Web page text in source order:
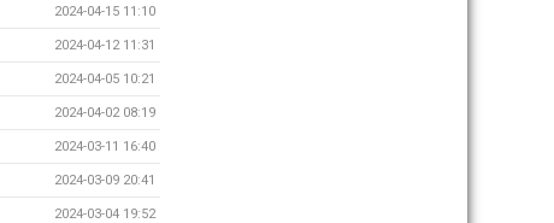
2024-04-15 11:10
2024-04-12 11:31
2024-04-05 10:21
2024-04-02 08:19
2024-03-11 16:40
2024-03-09 20:41
2024-03-04 19:52